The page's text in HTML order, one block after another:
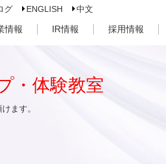
グ ENGLISH 中文
情報 IR情報 採用情報
・体験教室
ます。